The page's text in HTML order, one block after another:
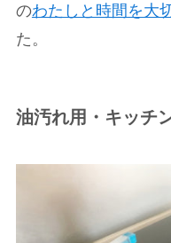
のわたしと時間を大
た。
油汚れ用・キッチ